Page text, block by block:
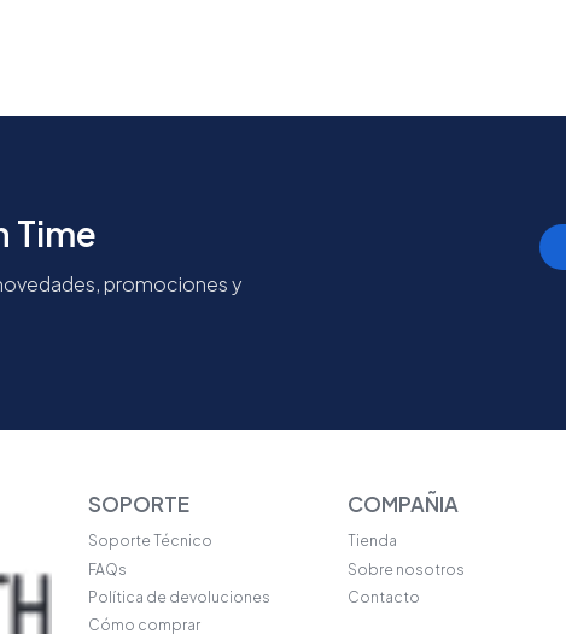
Time
promociones y
SOPORTE
Soporte Técnico
FAQs
Política de devoluciones
Cómo comprar
COMPAÑIA
Tienda
Sobre nosotros
Contacto